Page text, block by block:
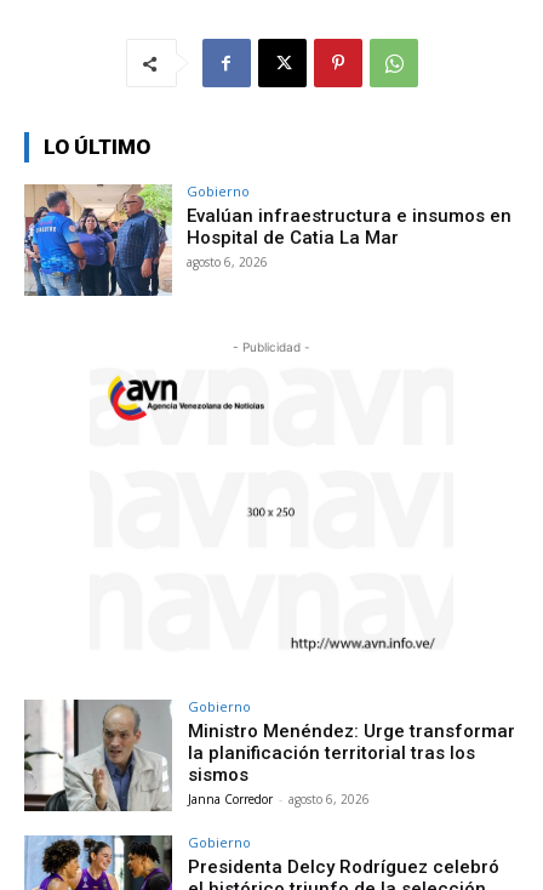
LO ÚLTIMO
Gobierno
Evalúan infraestructura e insumos en
Hospital de Catia La Mar
agosto 6, 2026
- Publicidad -
Gobierno
Ministro Menéndez: Urge transformar
la planificación territorial tras los
sismos
Janna Corredor - agosto 6, 2026
Gobierno
Presidenta Delcy Rodríguez celebró